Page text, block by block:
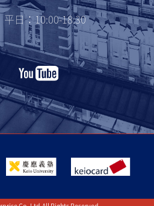
日：10:00-18:30